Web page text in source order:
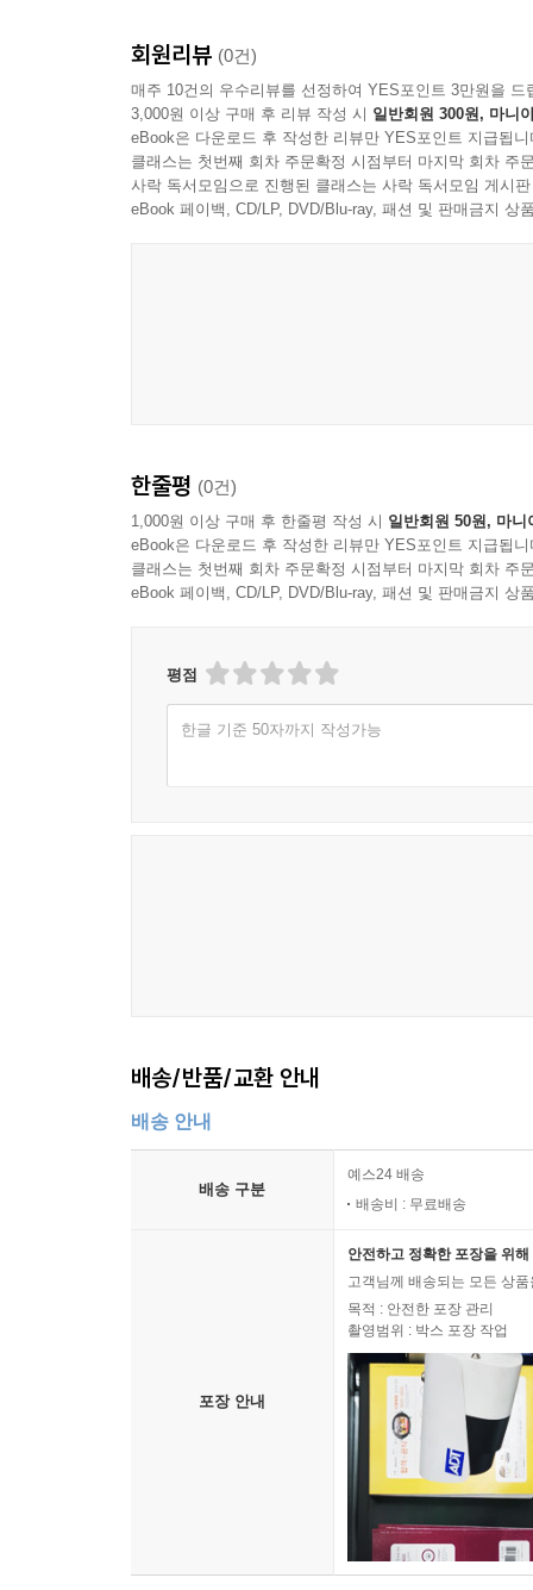
회원리뷰 (0건)
매주 10건의 우수리뷰를 선정하여 YES포인트 3만원을 드
3,000원 이상 구매 후 리뷰 작성 시 일반회원 300원, 마니
eBook은 다운로드 후 작성한 리뷰만 YES포인트 지급됩니
클래스는 첫번째 회차 주문확정 시점부터 마지막 회차 주
사락 독서모임으로 진행된 클래스는 사락 독서모임 게시
eBook 페이백, CD/LP, DVD/Blu-ray, 패션 및 판매금지 상
한줄평 (0건)
1,000원 이상 구매 후 한줄평 작성 시 일반회원 50원, 마니
eBook은 다운로드 후 작성한 리뷰만 YES포인트 지급됩니
클래스는 첫번째 회차 주문확정 시점부터 마지막 회차 주
eBook 페이백, CD/LP, DVD/Blu-ray, 패션 및 판매금지 상
평점
한글 기준 50자까지 작성가능
배송/반품/교환 안내
배송 안내
배송 구분
예스24 배송
배송비 : 무료배송
포장 안내
안전하고 정확한 포장을 위
고객님께 배송되는 모든 상
목적 : 안전한 포장 관리
촬영범위 : 박스 포장 작업